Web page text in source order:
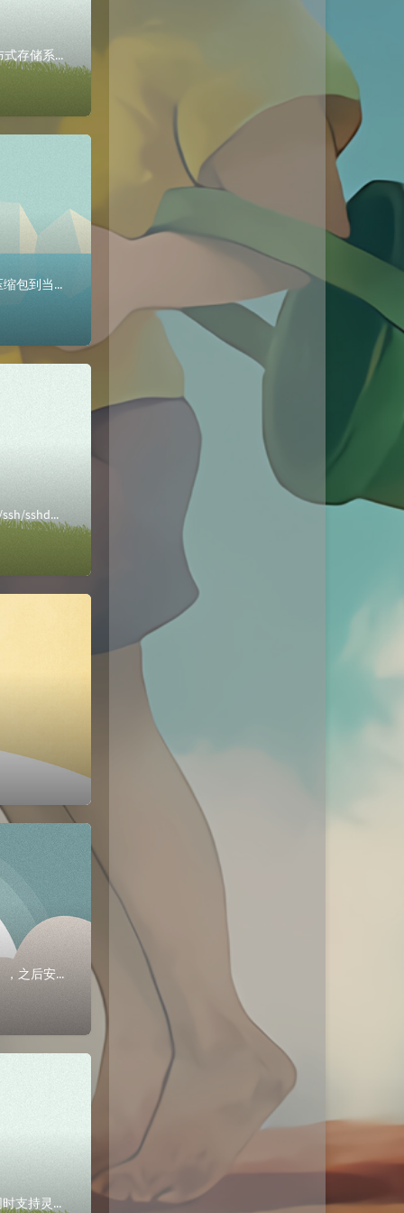
Hbase介绍HBase – Hadoop Database，是一个高可靠性、高性能、面向列、可伸缩的分布式存储系统，利用HBase技术可在廉价PC Se...
Hive的部署MySQL安装安装首先上传mysql数据库的rpm压缩包到主机/opt/software//解压缩包到当前目录中 [root@master-...
Karaf使用ssh可能会连接不上，需要配置本地VM8的网卡，或者ssh，推荐下面方法vi /etc/ssh/sshd_config //最后添加一行 P...
LVMLVM是 Logical Volume Manager（逻辑卷管理）的简写首先添加一块20G的磁盘（sdb），之后安装xfsdump[root@cl...
介绍zabbix是一个监控软件，其可以监控各种网络参数，保证企业服务架构安全运营，同时支持灵活的告警机制，可以使得运维人员快速定位故障、解决问题。zabb...